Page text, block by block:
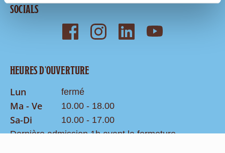
SOCIALS
HEURES D'OUVERTURE
Lun fermé
Ma - Ve 10.00 - 18.00
Sa-Di
10.00 - 17.00
Dernière admission 1h avant la fermeture